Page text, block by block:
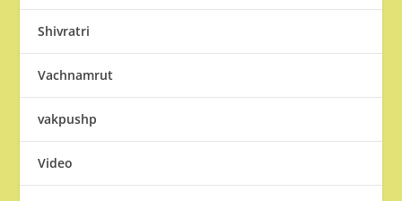
Shivratri
Vachnamrut
vakpushp
Video